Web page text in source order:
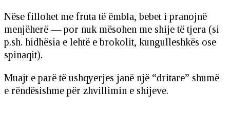
Nëse fillohet me fruta të ëmbla, bebet i pranojnë
menjëherë — por nuk mësohen me shije të tjera (si
p.sh. hidhësia e lehtë e brokolit, kungulleshkës ose
spinaqit).
Muajt e parë të ushqyerjes janë një “dritare” shumë
e rëndësishme për zhvillimin e shijeve.